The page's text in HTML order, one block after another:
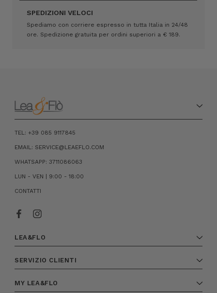
SPEDIZIONI VELOCI
Spediamo con corriere espresso in tutta Italia in 24/48
ore. Spedizione gratuita per ordini superiori a € 189.
TEL: +39 085 9117845
EMAIL: SERVICE@LEAEFLO.COM
WHATSAPP: 3711086063
LUN - VEN | 9:00 - 18:00
CONTATTI
LEA&FLO
SERVIZIO CLIENTI
MY LEA&FLO